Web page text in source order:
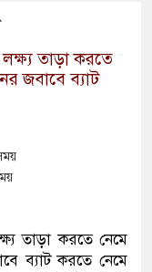
তাড়া করতে
জবাবে ব্যাট
তাড়া করতে নেমে
ব্যাট করতে নেমে